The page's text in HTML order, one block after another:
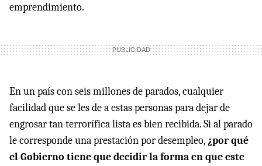
emprendimiento.
En un país con seis millones de parados, cualquier
facilidad que se les de a estas personas para dejar de
engrosar tan terrorífica lista es bien recibida. Si al parado
le corresponde una prestación por desempleo, ¿por qué
el Gobierno tiene que decidir la forma en que este